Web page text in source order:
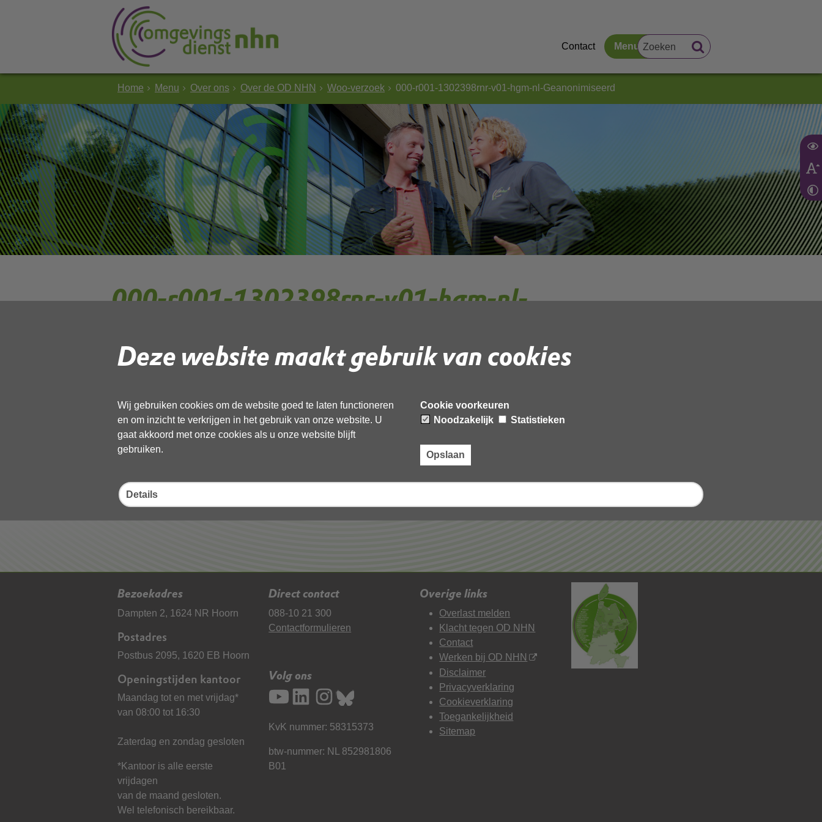
Deze website maakt gebruik van cookies
Wij gebruiken cookies om de website goed te laten functioneren
en om inzicht te verkrijgen in het gebruik van onze website. U
gaat akkoord met onze cookies als u onze website blijft
gebruiken.
Cookie voorkeuren
Noodzakelijk
Statistieken
Opslaan
Details
Contact Menu
Home Menu Over ons Over de OD NHN Woo-verzoek 000-r001-1302398rnr-v01-hgm-nl-Geanonimiseerd
000-r001-1302398rnr-v01-hgm-nl-
Download ‘000-r001-1302398rnr-v01-hgm-nl-Geanonimiseerd’,
02 juni 2026,pdf, 11MB
Bezoekadres
Dampten 2, 1624 NR Hoorn
Postadres
Postbus 2095, 1620 EB Hoorn
Openingstijden kantoor
Maandag tot en met vrijdag*
van 08:00 tot 16:30
Zaterdag en zondag gesloten
*Kantoor is alle eerste
vrijdagen
van de maand gesloten.
Wel telefonisch bereikbaar.
Direct contact
088-10 21 300
Contactformulieren
Volg ons
KvK nummer: 58315373
btw-nummer: NL 852981806
B01
Overige links
Overlast melden
Klacht tegen OD NHN
Contact
Werken bij OD NHN
Disclaimer
Privacyverklaring
Cookieverklaring
Toegankelijkheid
Sitemap